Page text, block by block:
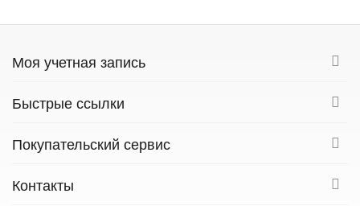
Моя учетная запись
Быстрые ссылки
Покупательский сервис
Контакты